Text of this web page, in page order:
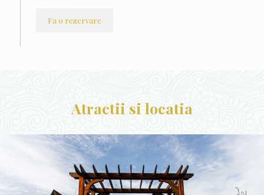
Fa o rezervare
Atractii si locatia